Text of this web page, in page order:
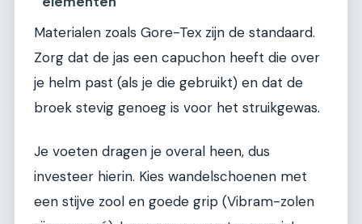
Materialen zoals Gore-Tex zijn de standaard.
Zorg dat de jas een capuchon heeft die over
je helm past (als je die gebruikt) en dat de
broek stevig genoeg is voor het struikgewas.
Je voeten dragen je overal heen, dus
investeer hierin. Kies wandelschoenen met
een stijve zool en goede grip (Vibram-zolen